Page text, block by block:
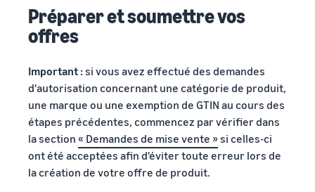
Préparer et soumettre vos
offres
Important :si vous avez effectué des demandes
d'autorisation concernant une catégorie de produit,
une marque ou une exemption de GTIN au cours des
étapes précédentes, commencez par vérifier dans
la section « Demandes de mise vente » si celles-ci
ont été acceptées afin d'éviter toute erreur lors de
la création de votre offre de produit.